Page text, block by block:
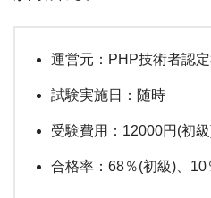
運営元：PHP技術者認
試験実施日：随時
受験費用：12000円(初
合格率：68％(初級)、10